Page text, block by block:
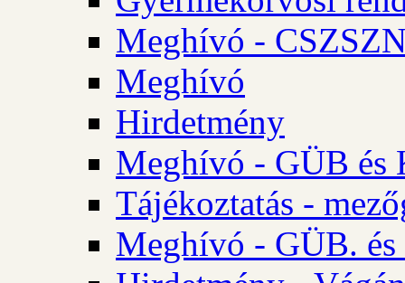
Meghívó -
Meghívó
Hirdetmény
Meghívó - GÜB és
Tájékoztatás -
Meghívó - GÜB.